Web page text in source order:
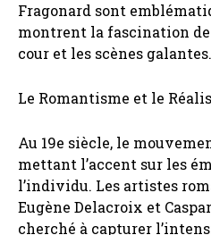
Fragonard sont
montrent la fascination de
cour et les scènes galantes.
Le Romantisme et le
Au 19e siècle, le
mettant l’accent sur les
l’individu. Les artistes
Eugène Delacroix et
cherché à capturer